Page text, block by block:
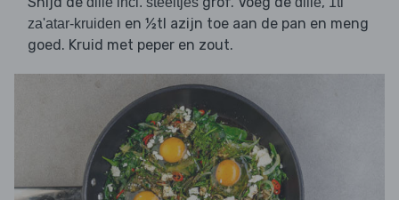
za'atar-kruiden en ½tl azijn toe aan de pan en meng
goed. Kruid met peper en zout.